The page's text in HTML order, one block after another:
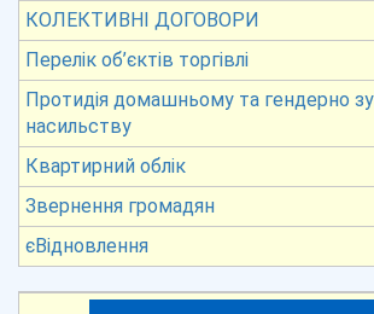
КОЛЕКТИВНІ ДОГОВОРИ
Перелік об’єктів торгівлі
Протидія домашньому та гендерно
насильству
Квартирний облік
Звернення громадян
єВідновлення